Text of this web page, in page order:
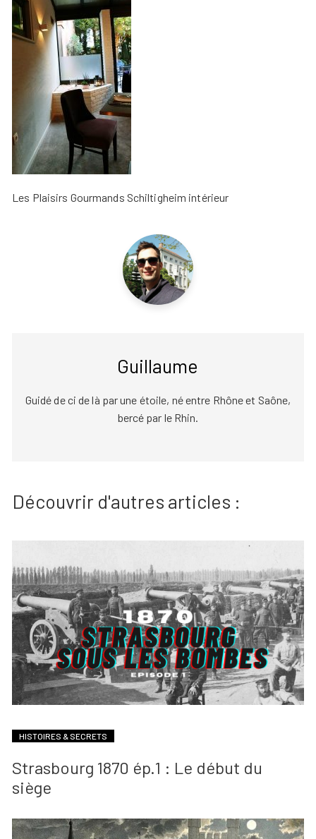
Les Plaisirs Gourmands Schiltigheim intérieur
Guillaume
Guidé de ci de là par une étoile, né entre Rhône et Saône,
bercé par le Rhin.
Découvrir d'autres articles :
HISTOIRES & SECRETS
Strasbourg 1870 ép.1 : Le début du
siège